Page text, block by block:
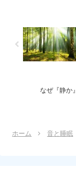
なぜ『静か
ホーム 音と睡眠